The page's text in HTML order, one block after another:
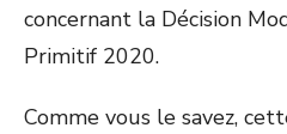
concernant la Décision
Primitif 2020.
Comme vous le savez,